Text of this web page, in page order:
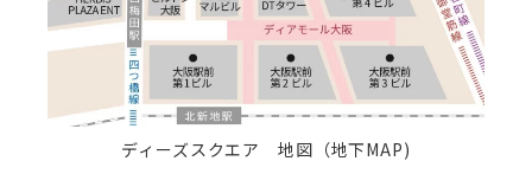
ディーズスクエア 地図（地下MAP)